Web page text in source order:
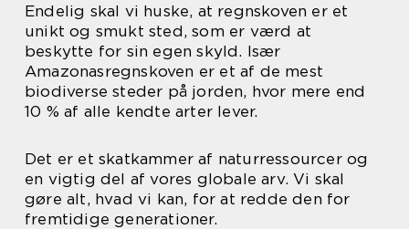
Endelig skal vi huske, at regnskoven er et
unikt og smukt sted, som er værd at
beskytte for sin egen skyld. Især
Amazonasregnskoven er et af de mest
biodiverse steder på jorden, hvor mere end
10 % af alle kendte arter lever.
Det er et skatkammer af naturressourcer og
en vigtig del af vores globale arv. Vi skal
gøre alt, hvad vi kan, for at redde den for
fremtidige generationer.